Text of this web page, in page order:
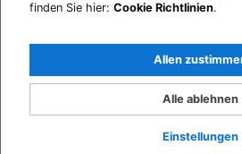
finden Sie hier: Cookie Richtlinien.
Einstellungen
Alle ablehnen
Allen